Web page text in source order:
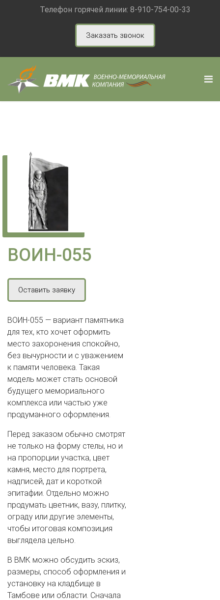
Телефон горячей линии: 8-910-754-00-33
Заказать звонок
ВОИН-055
Оставить заявку
ВОИН-055 — вариант памятника
для тех, кто хочет оформить
место захоронения спокойно,
без вычурности и с уважением
к памяти человека. Такая
модель может стать основой
будущего мемориального
комплекса или частью уже
продуманного оформления.
Перед заказом обычно смотрят
не только на форму стелы, но и
на пропорции участка, цвет
камня, место для портрета,
надписей, дат и короткой
эпитафии. Отдельно можно
продумать цветник, вазу, плитку,
ограду или другие элементы,
чтобы итоговая композиция
выглядела цельно.
В ВМК можно обсудить эскиз,
размеры, способ оформления и
установку на кладбище в
Тамбове или области. Сначала